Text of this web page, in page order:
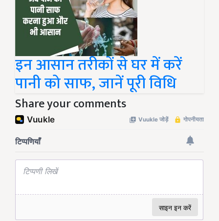
इन आसान तरीकों से घर में करें
पानी को साफ, जानें पूरी विधि
Share your comments